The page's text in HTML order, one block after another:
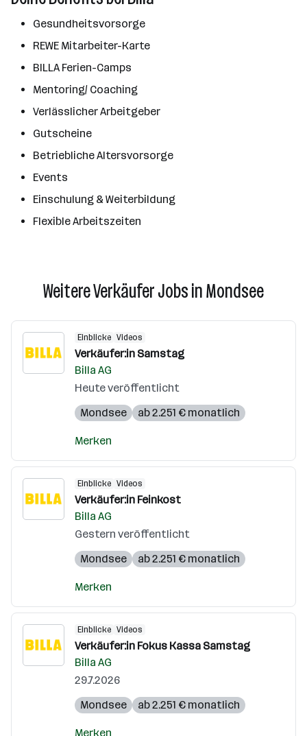
Gesundheitsvorsorge
REWE Mitarbeiter-Karte
BILLA Ferien-Camps
Mentoring/ Coaching
Verlässlicher Arbeitgeber
Gutscheine
Betriebliche Altersvorsorge
Events
Einschulung & Weiterbildung
Flexible Arbeitszeiten
Weitere Verkäufer Jobs in Mondsee
Einblicke Videos
Verkäufer:in Samstag
Billa AG
Heute veröffentlicht
Mondsee
ab 2.251 € monatlich
Merken
Einblicke Videos
Verkäufer:in Feinkost
Billa AG
Gestern veröffentlicht
Mondsee
ab 2.251 € monatlich
Merken
Einblicke Videos
Verkäufer:in Fokus Kassa Samstag
Billa AG
29.7.2026
Mondsee
ab 2.251 € monatlich
Merken